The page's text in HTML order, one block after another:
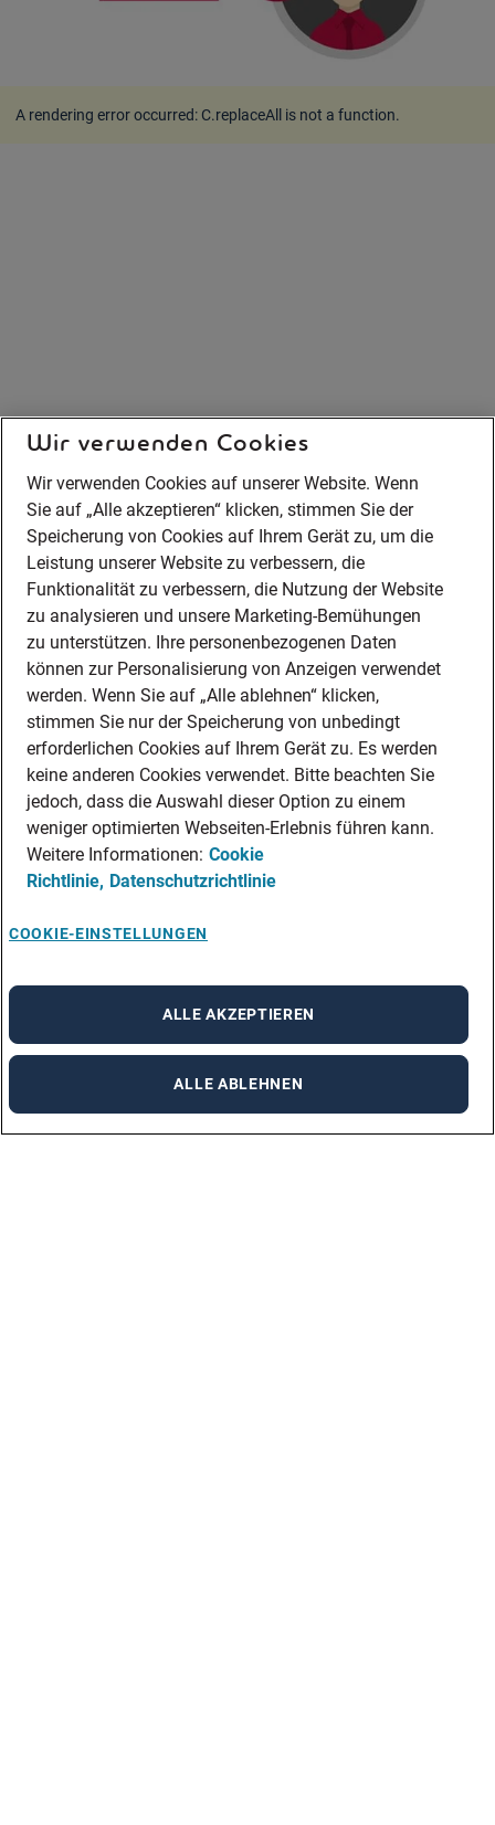
A rendering error occurred: C.replaceAll is not a function.
Wir verwenden Cookies
Wir verwenden Cookies auf unserer Website. Wenn
Sie auf „Alle akzeptieren“ klicken, stimmen Sie der
Speicherung von Cookies auf Ihrem Gerät zu, um die
Leistung unserer Website zu verbessern, die
Funktionalität zu verbessern, die Nutzung der Website
zu analysieren und unsere Marketing-Bemühungen
zu unterstützen. Ihre personenbezogenen Daten
können zur Personalisierung von Anzeigen verwendet
werden. Wenn Sie auf „Alle ablehnen“ klicken,
stimmen Sie nur der Speicherung von unbedingt
erforderlichen Cookies auf Ihrem Gerät zu. Es werden
keine anderen Cookies verwendet. Bitte beachten Sie
jedoch, dass die Auswahl dieser Option zu einem
weniger optimierten Webseiten-Erlebnis führen kann.
Weitere Informationen: Cookie
Richtlinie, Datenschutzrichtlinie
COOKIE-EINSTELLUNGEN
ALLE ABLEHNEN
ALLE AKZEPTIEREN